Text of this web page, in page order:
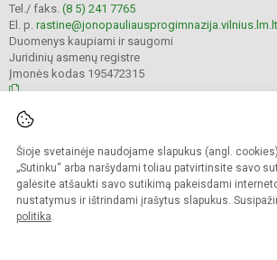
Šioje svetainėje naudojame slapukus (angl.
„Sutinku“ arba naršydami toliau patvirtinsite savo
galėsite atšaukti savo sutikimą pakeisdami
nustatymus ir ištrindami įrašytus slapukus.
politika.
Tel./ faks. (8 5) 241 7765
El. p. rastine@jonopauliausprogimnazija.vilnius.lm.lt
Duomenys kaupiami ir saugomi
Juridinių asmenų registre
Įmonės kodas 195472315
Kopijuoti turinį be raštiško įstaigos administracijos
Prieinamumo paraiška Slapukų
Sumanus būdas atnaujinti